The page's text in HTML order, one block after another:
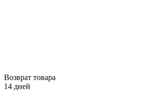
Возврат товара
14 дней